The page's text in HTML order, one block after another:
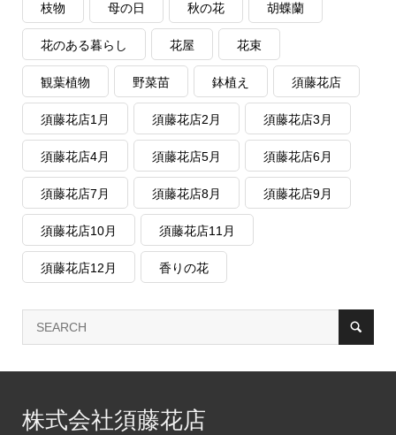
枝物 母の日 秋の花 胡蝶蘭
花のある暮らし 花屋 花束
観葉植物 野菜苗 鉢植え 須藤花店
須藤花店1月 須藤花店2月 須藤花店3月
須藤花店4月 須藤花店5月 須藤花店6月
須藤花店7月 須藤花店8月 須藤花店9月
須藤花店10月 須藤花店11月
須藤花店12月 香りの花
株式会社須藤花店